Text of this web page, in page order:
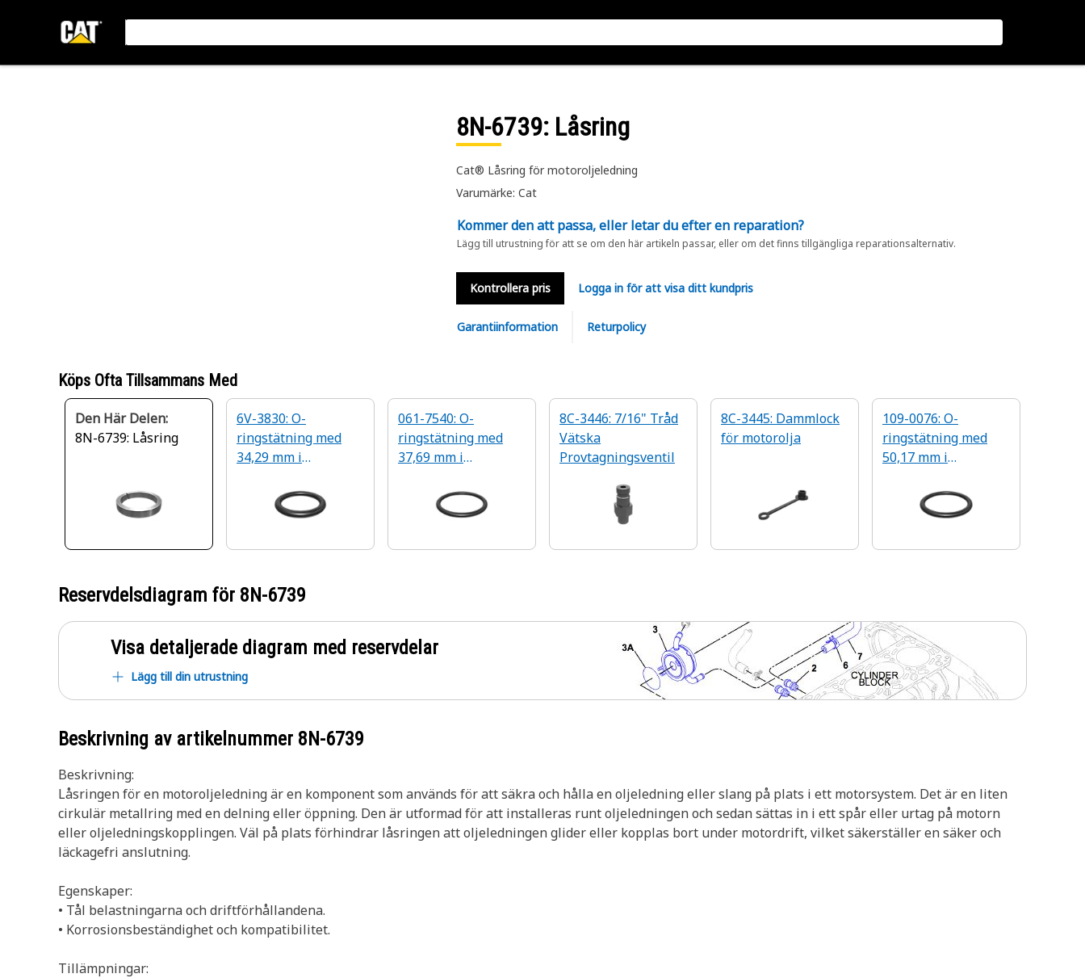
8N-6739: Låsring
Cat® Låsring för motoroljeledning
Varumärke: Cat
Kommer den att passa, eller letar du efter en reparation?
Lägg till utrustning för att se om den här artikeln passar, eller om det finns tillgängliga reparationsalternativ.
Kontrollera pris Logga in för att visa ditt kundpris
Garantiinformation Returpolicy
Köps Ofta Tillsammans Med
Den Här Delen:
8N-6739: Låsring
6V-3830: O-
ringstätning med
34,29 mm i
061-7540: O-
ringstätning med
37,69 mm i
8C-3446: 7/16" Tråd
Vätska
Provtagningsventil
8C-3445: Dammlock
för motorolja
109-0076: O-
ringstätning med
50,17 mm i
Reservdelsdiagram för 8N-6739
Visa detaljerade diagram med reservdelar
Lägg till din utrustning
Beskrivning av artikelnummer 8N-6739
Beskrivning:
Låsringen för en motoroljeledning är en komponent som används för att säkra och hålla en oljeledning eller slang på plats i ett motorsystem. Det är en liten
cirkulär metallring med en delning eller öppning. Den är utformad för att installeras runt oljeledningen och sedan sättas in i ett spår eller urtag på motorn
eller oljeledningskopplingen. Väl på plats förhindrar låsringen att oljeledningen glider eller kopplas bort under motordrift, vilket säkerställer en säker och
läckagefri anslutning.
Egenskaper:
• Tål belastningarna och driftförhållandena.
• Korrosionsbeständighet och kompatibilitet.
Tillämpningar: